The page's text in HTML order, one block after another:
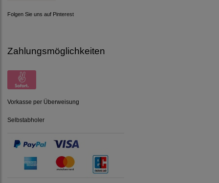
Folgen Sie uns auf Pinterest
Zahlungsmöglichkeiten
Vorkasse per Überweisung
Selbstabholer